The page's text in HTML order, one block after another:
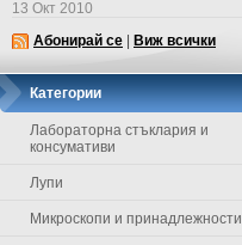
13 Окт 2010
Абонирай се
Виж всички
Категории
Лабораторна стъклария и
консумативи
Лупи
Микроскопи и принадлежности